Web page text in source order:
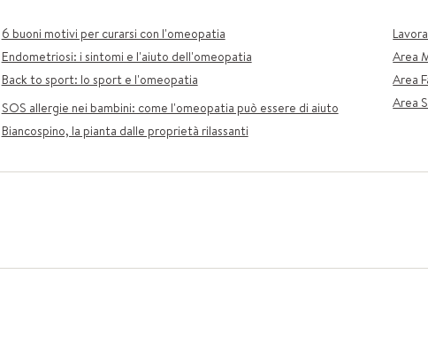
6 buoni motivi per curarsi con l'omeopatia
Endometriosi: i sintomi e l'aiuto dell'omeopatia
Back to sport: lo sport e l'omeopatia
SOS allergie nei bambini: come l'omeopatia può essere di aiuto
Biancospino, la pianta dalle proprietà rilassanti
Area
Area
Area